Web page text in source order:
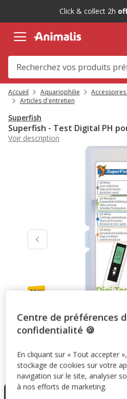
message,
Click & collect 2h
Accueil Aquariophilie
Articles d'entretien
Superfish
Superfish - Test Digital PH
Voir description
Taille:16cm
En rupture
de stock
Centre de préférences
confidentialité 🍪
En cliquant sur « Tout accepter
stockage de cookies sur votre
navigation sur le site, analyser
à nos efforts de marketing.